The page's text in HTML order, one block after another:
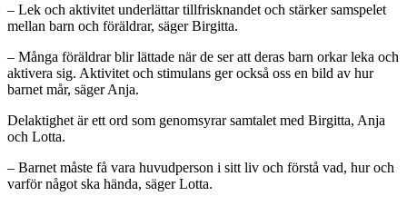
– Lek och aktivitet underlättar tillfrisknandet och stärker samspelet
mellan barn och föräldrar, säger Birgitta.
– Många föräldrar blir lättade när de ser att deras barn orkar leka och
aktivera sig. Aktivitet och stimulans ger också oss en bild av hur
barnet mår, säger Anja.
Delaktighet är ett ord som genomsyrar samtalet med Birgitta, Anja
och Lotta.
– Barnet måste få vara huvudperson i sitt liv och förstå vad, hur och
varför något ska hända, säger Lotta.